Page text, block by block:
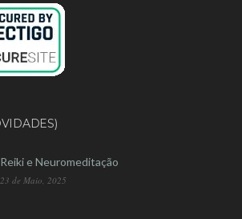
Reiki e Neuromeditação
23 de Maio, 2025